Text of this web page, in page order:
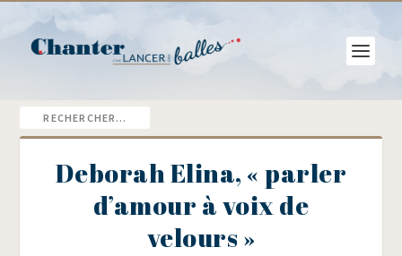
Deborah Elina, « parler
d’amour à voix de
velours »